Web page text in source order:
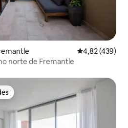
4,82 de uma
4,82 (439)
norte de Fremantle
dos hóspedes